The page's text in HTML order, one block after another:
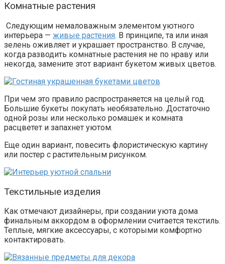
Комнатные растения
Следующим немаловажным элементом уютного
интерьера — живые растения. В принципе, та или иная
зелень оживляет и украшает пространство. В случае,
когда разводить комнатные растения не по нраву или
некогда, замените этот вариант букетом живых цветов.
При чем это правило распространяется на целый год.
Большие букеты покупать необязательно. Достаточно
одной розы или несколько ромашек и комната
расцветет и запахнет уютом.
Еще один вариант, повесить флористическую картину
или постер с растительным рисунком.
Текстильные изделия
Как отмечают дизайнеры, при создании уюта дома
финальным аккордом в оформлении считается текстиль.
Теплые, мягкие аксессуары, с которыми комфортно
контактировать.